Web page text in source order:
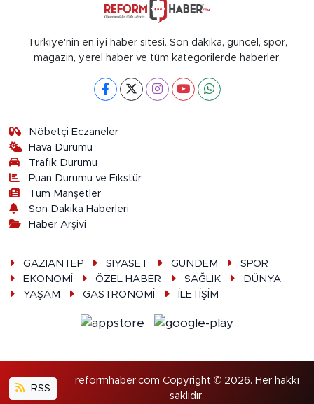
Türkiye'nin en iyi haber sitesi. Son dakika, güncel, spor,
magazin, yerel haber ve tüm kategorilerde haberler.
Nöbetçi Eczaneler
Hava Durumu
Trafik Durumu
Puan Durumu ve Fikstür
Tüm Manşetler
Son Dakika Haberleri
Haber Arşivi
GAZİANTEP SİYASET GÜNDEM
SPOR
EKONOMİ
ÖZEL HABER SAĞLIK
DÜNYA
YAŞAM
GASTRONOMİ İLETİŞİM
RSS
reformhaber.com Copyright © 2026. Her hakkı
saklıdır.